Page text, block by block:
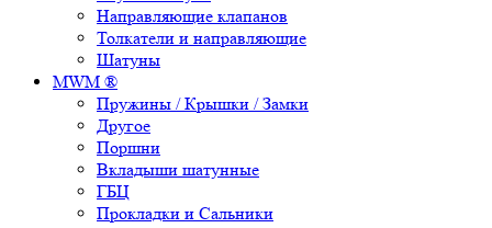
Направляющие клапанов
Толкатели и направляющие
Шатуны
MWM ®
Пружины / Крышки / Замки
Другое
Поршни
Вкладыши шатунные
ГБЦ
Прокладки и Сальники